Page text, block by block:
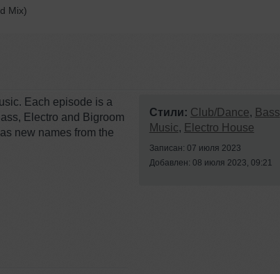
Mix)
Each episode is a
Electro and Bigroom
new names from the
Стили: Club/Dance, Bass
Music, Electro House
Записан: 07 июля 2023
Добавлен: 08 июля 2023, 09:21